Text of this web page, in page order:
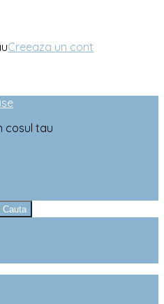
Creeaza un cont
cosul tau
Cauta